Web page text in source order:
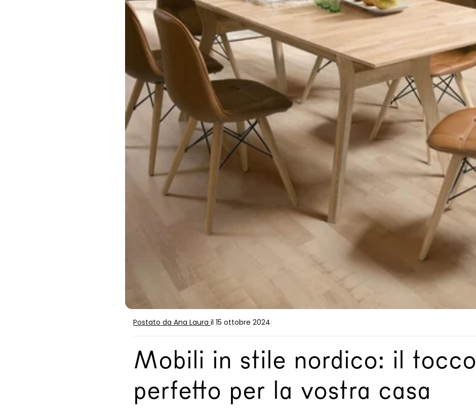
Oxford NordicStory
Milan NordicStory
Moritz NordicStory
Regal NordicStory
Runa NordicStory
Mozaik LoftStory
Montenegro LoftStory
Postato da Ana Laura il 15 ottobre 2024
Mobili in stile nordico: il tocco
perfetto per la vostra casa